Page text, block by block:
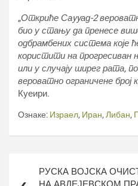
„Откриће Саyyад-2
био у стању да пренесе
одбрамбених система које
користити на прогресиван
или у случају ширег рата,
вероватно ограничене број
Куеири.
Ознаке: Израел, Иран, Либан,
чланкаРУСКА ВОЈСКА